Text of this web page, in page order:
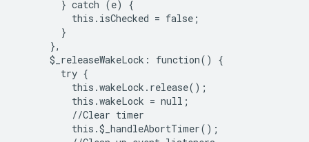
        } catch (e) {
          this.isChecked = false;
        }
      },
      $_releaseWakeLock: function() {
        try {
          this.wakeLock.release();
          this.wakeLock = null;
          //Clear timer
          this.$_handleAbortTimer();